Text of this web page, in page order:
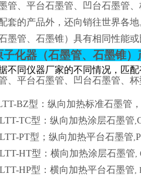
管、平台石墨管、凹台石墨管
套的产品外，还向销往世界各
墨管、石墨锥）具有相同性能
子化器（石墨管、石墨锥）
不同仪器厂家的不同情况，匹配
、平台石墨管、凹台石墨管、
BZ型：纵向加热标准石墨管，
LTT-TC型：纵向加热涂层石墨管,
LTT-PT型；纵向加热平台石墨管,
LTT-HT型：横向加热涂层石墨管,
LTT-HP型：横向加热平台石墨管,